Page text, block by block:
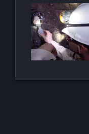
酒店
村的创
里维埃
亚里特
巴亚
店